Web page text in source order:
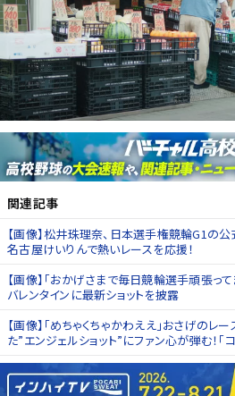
関連記事
【画像】松井珠理奈、日本選手権競輪G1の
名古屋けいりんで熱いレースを応援！
【画像】「おかげさまで毎日競輪選手頑張っ
バレンタインに最新ショットを披露
【画像】「めちゃくちゃかわええ」おさげのレ
た”エンジェルショット”にファン心が弾む！「